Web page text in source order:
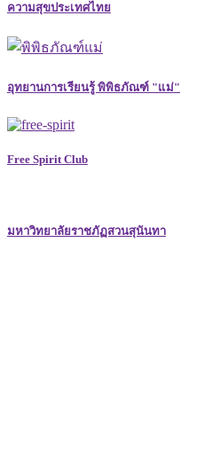
ความสุขประเทศไทย
อุทยานการเรียนรู้ พิพิธภัณฑ์ "แม่"
Free Spirit Club
มหาวิทยาลัยราชภัฏสวนสุนันทา